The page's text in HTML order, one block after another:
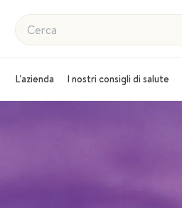
Cerca
L'azienda I nostri consigli di salute